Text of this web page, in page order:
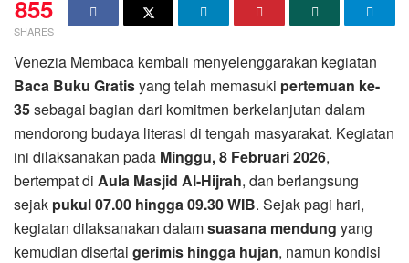
855
SHARES
Venezia Membaca kembali menyelenggarakan kegiatan
Baca Buku Gratisyang telah memasuki pertemuan ke-
35sebagai bagian dari komitmen berkelanjutan dalam
mendorong budaya literasi di tengah masyarakat. Kegiatan
ini dilaksanakan pada Minggu, 8 Februari 2026,
bertempat di Aula Masjid Al-Hijrah, dan berlangsung
sejak pukul 07.00 hingga 09.30 WIB. Sejak pagi hari,
kegiatan dilaksanakan dalamsuasana mendung yang
kemudian disertai gerimis hingga hujan, namun kondisi